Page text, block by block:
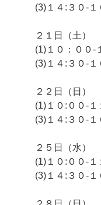
(3)１４:３０-１
２１日（土）
(1)１０：００
(3)１４:３０-１
２２日（日）
(1)１０:００-
(3)１４:３０-１
２５日（水）
(1)１０:００-
(3)１４:３０-１